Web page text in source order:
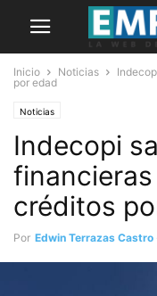
Inicio Noticias
por edad
Noticias
Indecopi
créditos
Por Edwin Terrazas Castro